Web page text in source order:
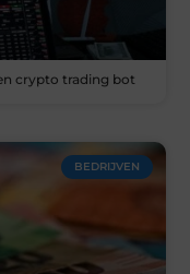
crypto trading bot
BEDRIJVEN